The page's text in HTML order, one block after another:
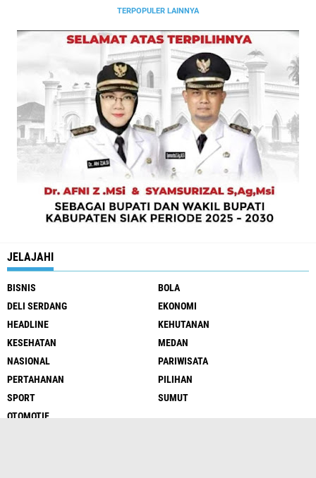
TERPOPULER LAINNYA
JELAJAHI
BISNIS
BOLA
DELI SERDANG
EKONOMI
HEADLINE
KEHUTANAN
KESEHATAN
MEDAN
NASIONAL
PARIWISATA
PERTAHANAN
PILIHAN
SPORT
SUMUT
OTOMOTIF